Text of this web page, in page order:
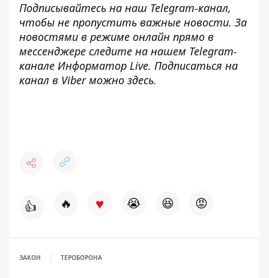
Подписывайтесь на наш Telegram-канал,
чтобы не пропустить важные новости. За
новостями в режиме онлайн прямо в
мессенджере следите на нашем Telegram-
канале Информатор Live. Подписаться на
канал в Viber можно здесь.
👍 🔥 ♥ 😭 😆 😡
ЗАКОН ТЕРОБОРОНА